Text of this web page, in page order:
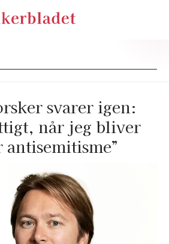
svarer igen:
når jeg bliver